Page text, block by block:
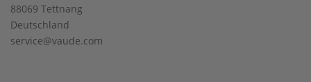
88069 Tettnang
Deutschland
service@vaude.com